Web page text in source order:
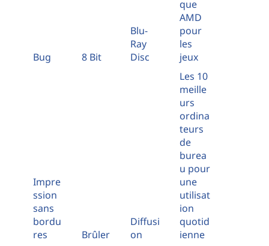
Bug 8 Bit
Blu-
Ray
Disc
que
AMD
pour
les
jeux
Impre
ssion
sans
bordu
res
Brûler
Diffusi
on
Les 10
meille
urs
ordina
teurs
de
burea
u pour
une
utilisat
ion
quotid
ienne